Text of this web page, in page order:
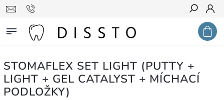
Hledat
STOMAFLEX SET LIGHT (PUTTY +
LIGHT + GEL CATALYST + MÍCHACÍ
PODLOŽKY)